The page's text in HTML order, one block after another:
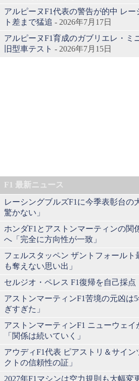
アルピーヌF1代表の警告が的中 レ
ト差まで猛追 - 2026年7月17日
アルピーヌF1育成のガブリエレ・ミ
旧型車テスト - 2026年7月15日
F1 最新ニュース
レーシングブルズF1に今季表彰台の
驚かない」
ホンダF1とアストンマーティンの関
へ「完全に方向性が一致」
フェルスタッペン ザントフォールト
も奪えない思い出」
セルジオ・ペレス F1復帰を自己採点
アストンマーティンF1苦境の元凶は
ぎすぎた」
アストンマーティンF1 ニューウェ
「関係は続いていく」
アウディF1代表 ピアストリ＆サイン
クトの信頼性の証」
2027年F1マシンは空力規則も大幅変